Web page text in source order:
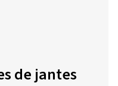
de jantes